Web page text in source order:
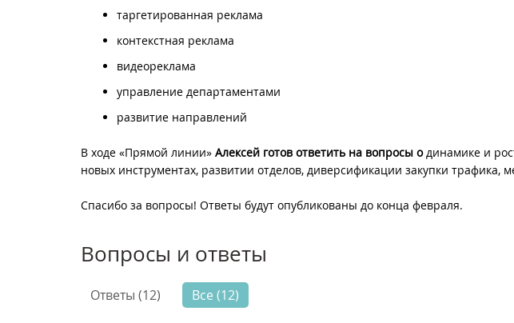
таргетированная реклама
контекстная реклама
видеореклама
управление департаментами
развитие направлений
В ходе «Прямой линии» Алексей готов ответить на вопросы одинамике и
новых инструментах, развитии отделов, диверсификации закупки трафика,
Спасибо за вопросы! Ответы будут опубликованы до конца февраля.
Вопросы и ответы
Ответы (12) Все (12)